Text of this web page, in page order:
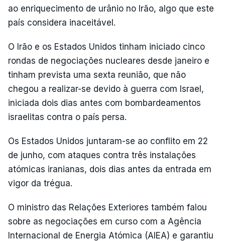
ao enriquecimento de urânio no Irão, algo que este
país considera inaceitável.
O Irão e os Estados Unidos tinham iniciado cinco
rondas de negociações nucleares desde janeiro e
tinham prevista uma sexta reunião, que não
chegou a realizar-se devido à guerra com Israel,
iniciada dois dias antes com bombardeamentos
israelitas contra o país persa.
Os Estados Unidos juntaram-se ao conflito em 22
de junho, com ataques contra três instalações
atómicas iranianas, dois dias antes da entrada em
vigor da trégua.
O ministro das Relações Exteriores também falou
sobre as negociações em curso com a Agência
Internacional de Energia Atómica (AIEA) e garantiu